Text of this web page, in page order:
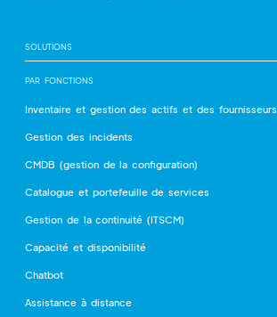
SOLUTIONS
PAR FONCTIONS
Inventaire et gestion des actifs et des fournisseurs
Gestion des incidents
CMDB (gestion de la configuration)
Catalogue et portefeuille de services
Gestion de la continuité (ITSCM)
Capacité et disponibilité
Chatbot
Assistance à distance